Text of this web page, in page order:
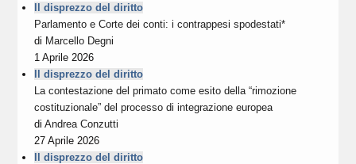
Il disprezzo del diritto
Parlamento e Corte dei conti: i contrappesi spodestati*
di Marcello Degni
1 Aprile 2026
Il disprezzo del diritto
La contestazione del primato come esito della “rimozione
costituzionale” del processo di integrazione europea
diAndrea Conzutti
27 Aprile 2026
Il disprezzo del diritto